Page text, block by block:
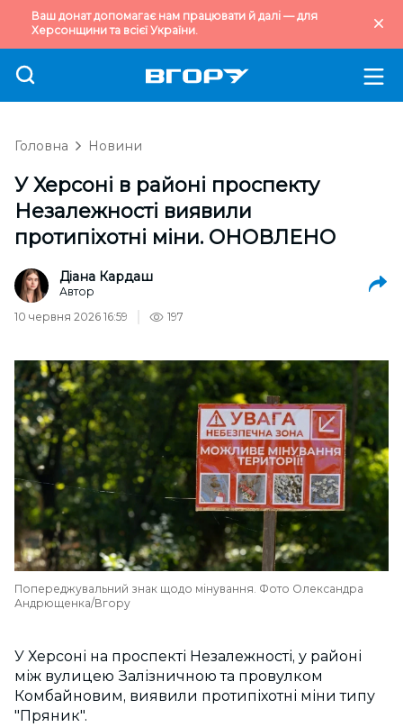
Ваш донат допомагає нам працювати й далі — для
Херсонщини та всієї України.
Головна Новини
У Херсоні в районі проспекту
Незалежності виявили
протипіхотні міни. ОНОВЛЕНО
Діана Кардаш
Автор
10 червня 2026 16:59
197
Попереджувальний знак щодо мінування. Фото Олександра
Андрющенка/Вгору
У Херсоні на проспекті Незалежності, у районі
між вулицею Залізничною та провулком
Комбайновим, виявили протипіхотні міни типу
"Пряник".